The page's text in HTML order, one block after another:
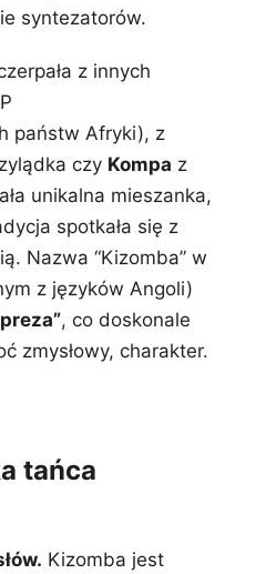
syntezatorów.
z innych
państw Afryki), z
czy Kompa z
unikalna mieszanka,
spotkała się z
Nazwa “Kizomba” w
z języków Angoli)
, co doskonale
zmysłowy, charakter.
tańca
Kizomba jest